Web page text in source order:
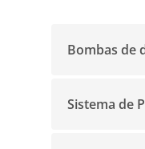
Bombas de
Sistema de